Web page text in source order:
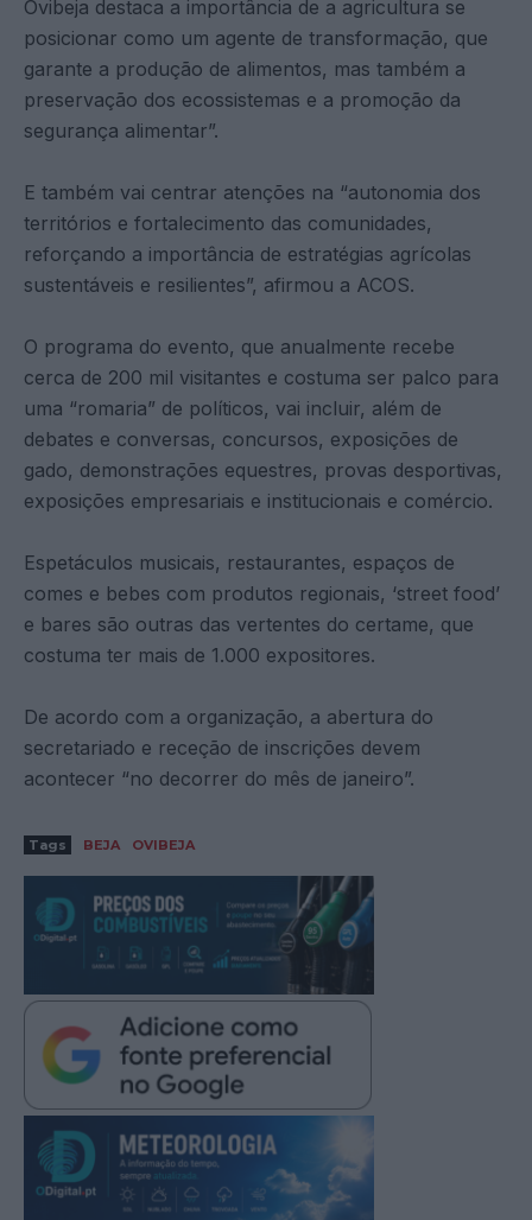
Ovibeja destaca a importância de a agricultura se
posicionar como um agente de transformação, que
garante a produção de alimentos, mas também a
preservação dos ecossistemas e a promoção da
segurança alimentar”.
E também vai centrar atenções na “autonomia dos
territórios e fortalecimento das comunidades,
reforçando a importância de estratégias agrícolas
sustentáveis e resilientes”, afirmou a ACOS.
O programa do evento, que anualmente recebe
cerca de 200 mil visitantes e costuma ser palco para
uma “romaria” de políticos, vai incluir, além de
debates e conversas, concursos, exposições de
gado, demonstrações equestres, provas desportivas,
exposições empresariais e institucionais e comércio.
Espetáculos musicais, restaurantes, espaços de
comes e bebes com produtos regionais, ‘street food’
e bares são outras das vertentes do certame, que
costuma ter mais de 1.000 expositores.
De acordo com a organização, a abertura do
secretariado e receção de inscrições devem
acontecer “no decorrer do mês de janeiro”.
Tags BEJA OVIBEJA